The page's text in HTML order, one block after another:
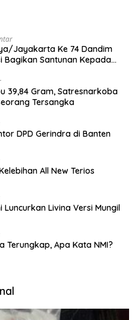
Jayakarta Ke 74 Dandim
Bagikan Santunan Kepada
39,84 Gram, Satresnarkoba
Tersangka
DPD Gerindra di Banten
All New Terios
Luncurkan Livina Versi Mungil
Terungkap, Apa Kata NMI?